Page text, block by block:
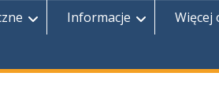
Informacje Więcej